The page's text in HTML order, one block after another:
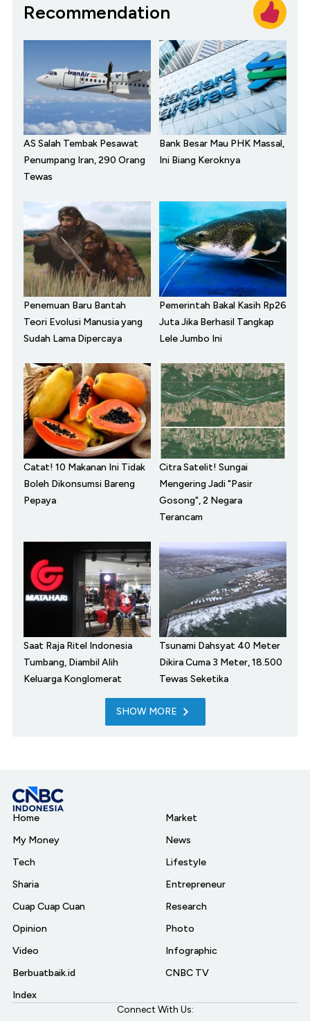
Recommendation
AS Salah Tembak Pesawat
Penumpang Iran, 290 Orang
Tewas
Bank Besar Mau PHK Massal,
Ini Biang Keroknya
Penemuan Baru Bantah
Teori Evolusi Manusia yang
Sudah Lama Dipercaya
Pemerintah Bakal Kasih Rp26
Juta Jika Berhasil Tangkap
Lele Jumbo Ini
Catat! 10 Makanan Ini Tidak
Boleh Dikonsumsi Bareng
Pepaya
Citra Satelit! Sungai
Mengering Jadi "Pasir
Gosong", 2 Negara
Terancam
Saat Raja Ritel Indonesia
Tumbang, Diambil Alih
Keluarga Konglomerat
Tsunami Dahsyat 40 Meter
Dikira Cuma 3 Meter, 18.500
Tewas Seketika
SHOW MORE
Home
My Money
Tech
Sharia
Cuap Cuap Cuan
Opinion
Video
Berbuatbaik.id
Index
Market
News
Lifestyle
Entrepreneur
Research
Photo
Infographic
CNBC TV
Connect With Us: